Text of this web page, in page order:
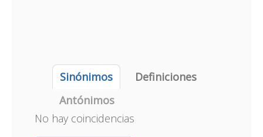
Sinónimos
Definiciones
Antónimos
No hay coincidencias